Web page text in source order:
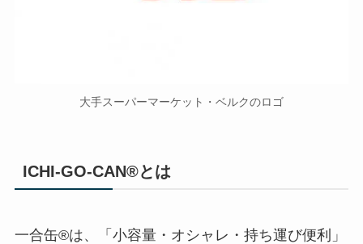
大手スーパーマーケット・ベルクのロゴ
ICHI-GO-CAN®とは
一合缶®は、「小容量・オシャレ・持ち運び便利」